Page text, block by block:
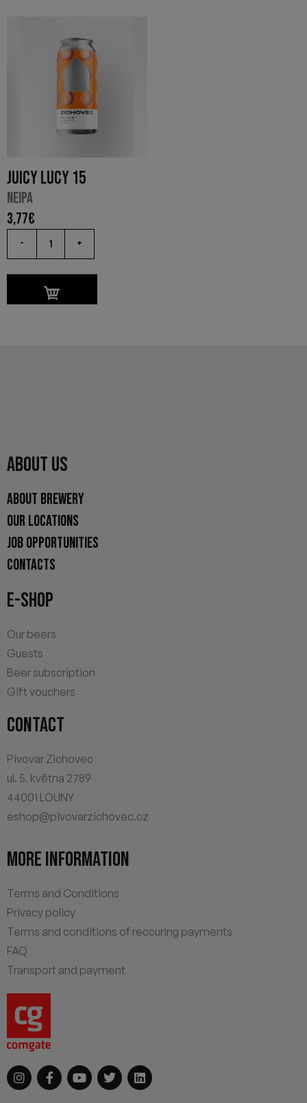
JUICY LUCY 15
NEIPA
3,77€
- +
ABOUT US
ABOUT BREWERY
OUR LOCATIONS
JOB OPPORTUNITIES
CONTACTS
E-SHOP
Our beers
Guests
Beer subscription
Gift vouchers
CONTACT
Pivovar Zichovec
ul. 5. května 2789
44001 LOUNY
eshop@pivovarzichovec.cz
MORE INFORMATION
Terms and Conditions
Privacy policy
Terms and conditions of reccuring payments
FAQ
Transport and payment